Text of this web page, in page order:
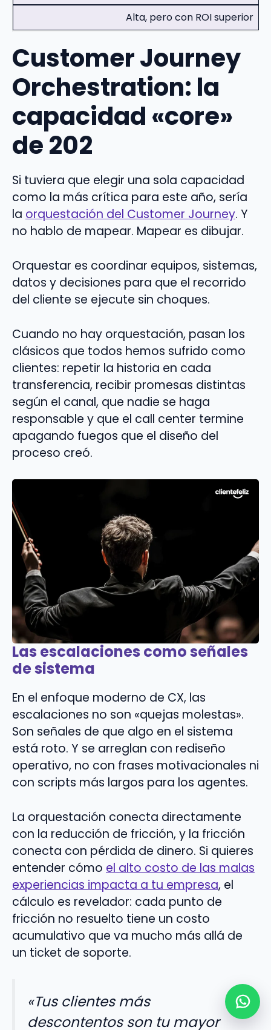
Alta, pero con ROI superior
Customer Journey
Orchestration: la
capacidad «core»
de 202
Si tuviera que elegir una sola capacidad
como la más crítica para este año, sería
la orquestación del Customer Journey. Y
no hablo de mapear. Mapear es dibujar.
Orquestar es coordinar equipos, sistemas,
datos y decisiones para que el recorrido
del cliente se ejecute sin choques.
Cuando no hay orquestación, pasan los
clásicos que todos hemos sufrido como
clientes: repetir la historia en cada
transferencia, recibir promesas distintas
según el canal, que nadie se haga
responsable y que el call center termine
apagando fuegos que el diseño del
proceso creó.
Las escalaciones como señales
de sistema
En el enfoque moderno de CX, las
escalaciones no son «quejas molestas».
Son señales de que algo en el sistema
está roto. Y se arreglan con rediseño
operativo, no con frases motivacionales ni
con scripts más largos para los agentes.
La orquestación conecta directamente
con la reducción de fricción, y la fricción
conecta con pérdida de dinero. Si quieres
entender cómo el alto costo de las malas
experiencias impacta a tu empresa, el
cálculo es revelador: cada punto de
fricción no resuelto tiene un costo
acumulativo que va mucho más allá de
un ticket de soporte.
«Tus clientes más
descontentos son tu mayor